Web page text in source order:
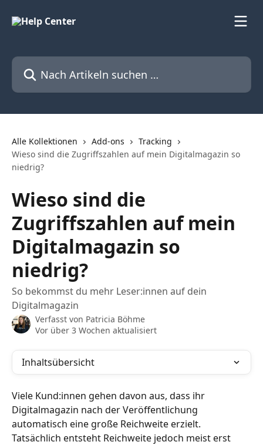
Nach Artikeln suchen …
Alle Kollektionen Add-ons
Tracking
Wieso sind die Zugriffszahlen auf mein Digitalmagazin so
niedrig?
Wieso sind die
Zugriffszahlen auf mein
Digitalmagazin so
niedrig?
So bekommst du mehr Leser:innen auf dein
Digitalmagazin
Verfasst von Patricia Böhme
Vor über 3 Wochen aktualisiert
Inhaltsübersicht
Viele Kund:innen gehen davon aus, dass ihr
Digitalmagazin nach der Veröffentlichung
automatisch eine große Reichweite erzielt.
Tatsächlich entsteht Reichweite jedoch meist erst